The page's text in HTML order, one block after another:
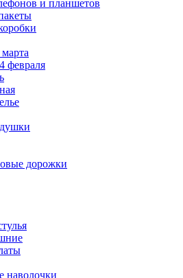
и планшетов
февраля
дорожки
наволочки